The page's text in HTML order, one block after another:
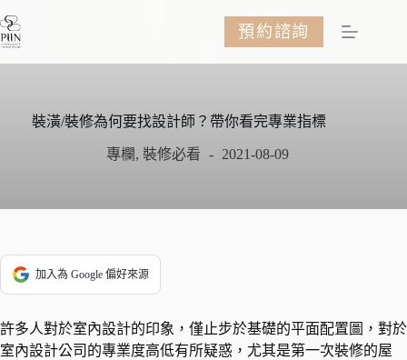
至
預約諮詢
裝潢/裝修為何要找設計師？帶你看完專業指標
專欄, 裝修必看 2021-08-09
加入為 Google 偏好來源
許多人對於室內設計的印象，僅止步於基礎的平面配置圖，對於
室內設計公司的專業度高低有所疑惑，尤其是第一次裝修的屋